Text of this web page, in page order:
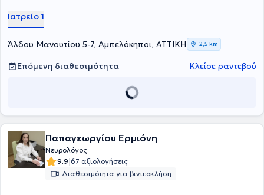
Ιατρείο 1
Άλδου Μανουτίου 5-7, Αμπελόκηποι, ΑΤΤΙΚΗ 2,5 km
Επόμενη διαθεσιμότητα Κλείσε ραντεβού
Παπαγεωργίου Ερμιόνη
Νευρολόγος
9.9|67 αξιολογήσεις
Διαθεσιμότητα για βιντεοκλήση